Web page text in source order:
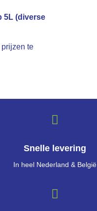
5L (diverse
prijzen te
Snelle levering
In heel Nederland & België